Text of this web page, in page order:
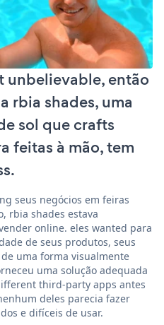
unbelievable, então
rbia shades, uma
sol que crafts
feitas à mão, tem
seus negócios em feiras
rbia shades estava
online. eles wanted para
de seus produtos, seus
uma forma visualmente
uma solução adequada
third-party apps antes
deles parecia fazer
e difíceis de usar.